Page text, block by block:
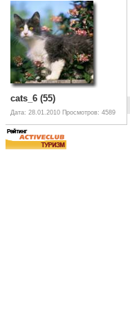
cats_6 (55)
Дата: 28.01.2010 Просмотров: 4589